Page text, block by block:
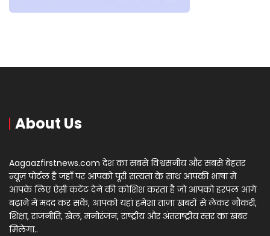
About Us
Aagaazfirstnews.com देश का सबसे विश्वसनीय और सबसे बेहतर
न्यूज़ पोर्टल है जहाँ पर आपको पूरी सत्यता के साथ आपकी भाषा में
आपके लिए ऐसी कंटेंट देने की कोशिश करता है जो आपको हरपल आगे
बढ़ाने में मदद कर सकें, आपको यहां हमेशा ताज़ा खबरों से लेकर नौकरी,
शिक्षा, राजनीति, खेल, मनोरंजन, राष्ट्रीय और अंतराष्ट्रीय स्तर का खबर
मिलेगा..